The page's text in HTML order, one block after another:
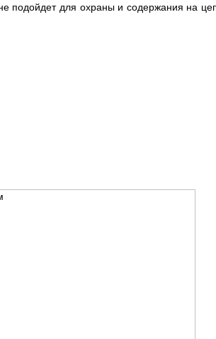
подойдет для охраны и содержания на